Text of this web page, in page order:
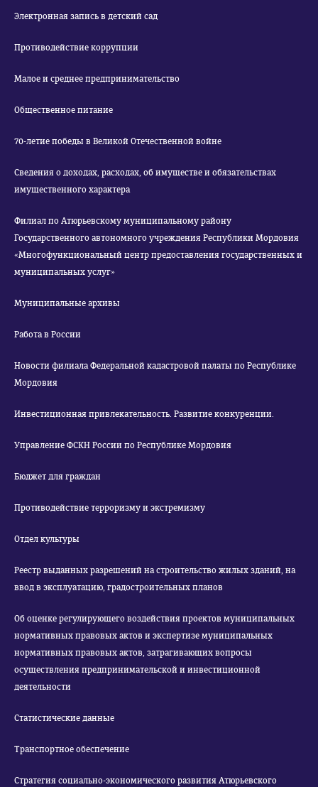
Электронная запись в детский сад
Противодействие коррупции
Малое и среднее предпринимательство
Общественное питание
70-летие победы в Великой Отечественной войне
Сведения о доходах, расходах, об имуществе и обязательствах
имущественного характера
Филиал по Атюрьевскому муниципальному району
Государственного автономного учреждения Республики Мордовия
«Многофункциональный центр предоставления государственных и
муниципальных услуг»
Муниципальные архивы
Работа в России
Новости филиала Федеральной кадастровой палаты по Республике
Мордовия
Инвестиционная привлекательность. Развитие конкуренции.
Управление ФСКН России по Республике Мордовия
Бюджет для граждан
Противодействие терроризму и экстремизму
Отдел культуры
Реестр выданных разрешений на строительство жилых зданий, на
ввод в эксплуатацию, градостроительных планов
Об оценке регулирующего воздействия проектов муниципальных
нормативных правовых актов и экспертизе муниципальных
нормативных правовых актов, затрагивающих вопросы
осуществления предпринимательской и инвестиционной
деятельности
Статистические данные
Транспортное обеспечение
Стратегия социально-экономического развития Атюрьевского